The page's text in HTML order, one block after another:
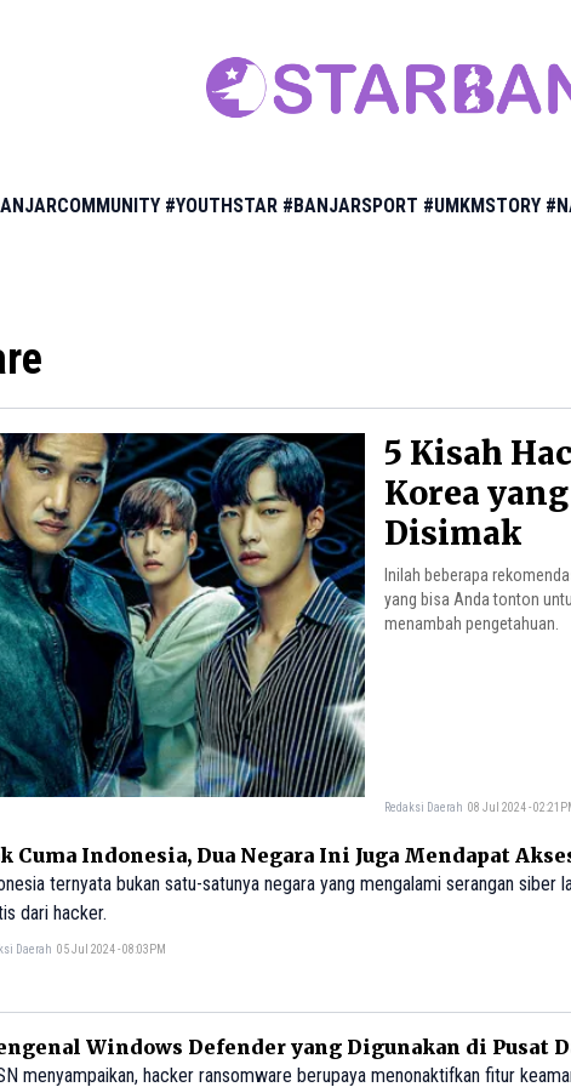
#YOUTHSTAR #BANJARSPORT #UMKMSTORY
5 Kisah
Korea
Disimak
Inilah beberapa
yang bisa Anda tonton
menambah pengetahuan.
Redaksi Daerah 08 Jul 2024 -
Cuma Indonesia, Dua Negara Ini Juga Mendapat
ternyata bukan satu-satunya negara yang mengalami serangan siber
dari hacker.
Daerah 05 Jul 2024 - 08:03PM
Windows Defender yang Digunakan di Pusat
menyampaikan, hacker ransomware berupaya menonaktifkan fitur